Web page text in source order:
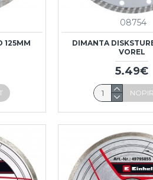
125MM
08754
DIMANTA
VOREL
5.49€